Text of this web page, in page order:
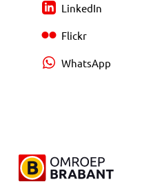
LinkedIn
Flickr
WhatsApp